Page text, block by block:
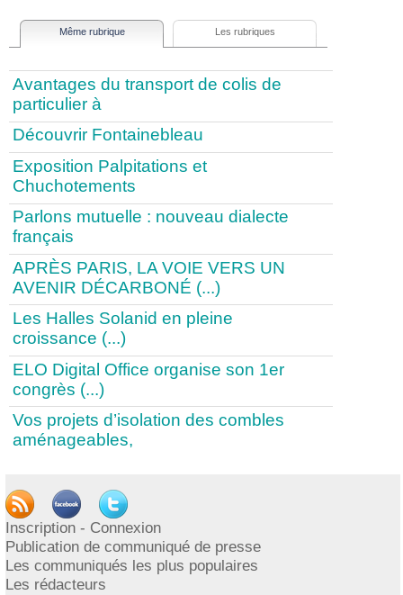
Même rubrique Les rubriques
Avantages du transport de colis de
particulier à
Découvrir Fontainebleau
Exposition Palpitations et
Chuchotements
Parlons mutuelle : nouveau dialecte
français
APRÈS PARIS, LA VOIE VERS UN
AVENIR DÉCARBONÉ (...)
Les Halles Solanid en pleine
croissance (...)
ELO Digital Office organise son 1er
congrès (...)
Vos projets d’isolation des combles
aménageables,
Publication
PUBLIER UN COMMUNIQUÉ
Inscription - Connexion
Publication de communiqué de presse
Les communiqués les plus populaires
Les rédacteurs